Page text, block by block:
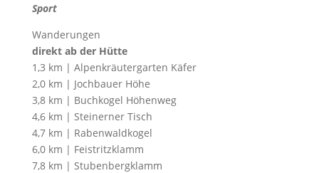
Sport
Wanderungen
direkt ab der Hütte
1,3 km | Alpenkräutergarten Käfer
2,0 km | Jochbauer Höhe
3,8 km | Buchkogel Höhenweg
4,6 km | Steinerner Tisch
4,7 km | Rabenwaldkogel
6,0 km | Feistritzklamm
7,8 km | Stubenbergklamm